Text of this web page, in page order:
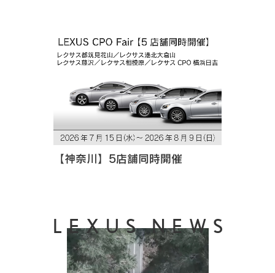
【神奈川】5店舗同時開催
LEXUS NEWS